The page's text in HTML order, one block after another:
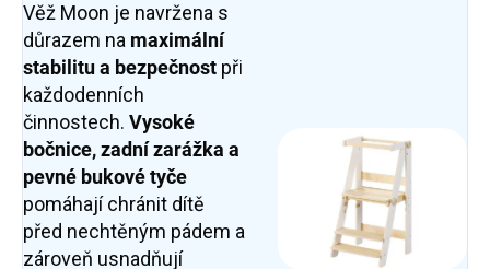
Věž Moon je navržena s
důrazem na maximální
stabilitu a bezpečnost při
každodenních
činnostech. Vysoké
bočnice, zadní zarážka a
pevné bukové tyče
pomáhají chránit dítě
před nechtěným pádem a
zároveň usnadňují